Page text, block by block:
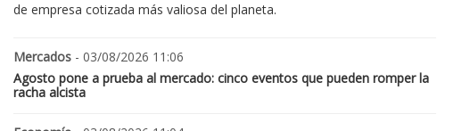
de empresa cotizada más valiosa del planeta.
Mercados - 03/08/2026 11:06
Agosto pone a prueba al mercado: cinco eventos que pueden romper la
racha alcista